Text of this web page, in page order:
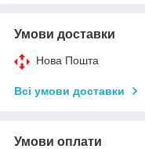
Умови доставки
Нова Пошта
Всі умови доставки
Умови оплати